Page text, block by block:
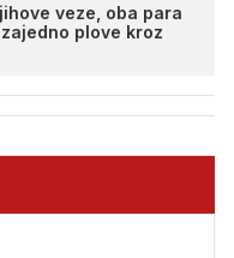
veze, oba para
plove kroz